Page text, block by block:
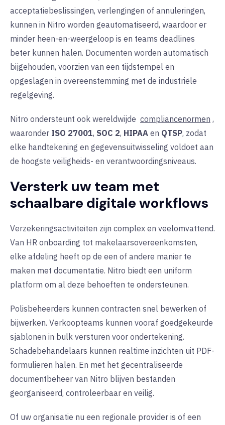
acceptatiebeslissingen, verlengingen of annuleringen,
kunnen in Nitro worden geautomatiseerd, waardoor er
minder heen-en-weergeloop is en teams deadlines
beter kunnen halen. Documenten worden automatisch
bijgehouden, voorzien van een tijdstempel en
opgeslagen in overeenstemming met de industriële
regelgeving.
Nitro ondersteunt ook wereldwijde compliancenormen ,
waaronder ISO 27001, SOC 2, HIPAA en QTSP, zodat
elke handtekening en gegevensuitwisseling voldoet aan
de hoogste veiligheids- en verantwoordingsniveaus.
Versterk uw team met
schaalbare digitale workflows
Verzekeringsactiviteiten zijn complex en veelomvattend.
Van HR onboarding tot makelaarsovereenkomsten,
elke afdeling heeft op de een of andere manier te
maken met documentatie. Nitro biedt een uniform
platform om al deze behoeften te ondersteunen.
Polisbeheerders kunnen contracten snel bewerken of
bijwerken. Verkoopteams kunnen vooraf goedgekeurde
sjablonen in bulk versturen voor ondertekening.
Schadebehandelaars kunnen realtime inzichten uit PDF-
formulieren halen. En met het gecentraliseerde
documentbeheer van Nitro blijven bestanden
georganiseerd, controleerbaar en veilig.
Of uw organisatie nu een regionale provider is of een